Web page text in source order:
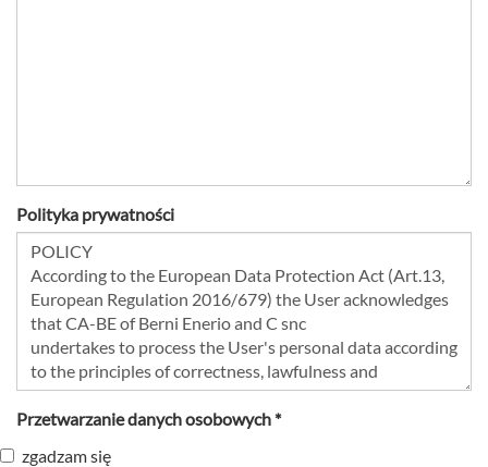
Polityka prywatności
Przetwarzanie danych osobowych *
zgadzam się